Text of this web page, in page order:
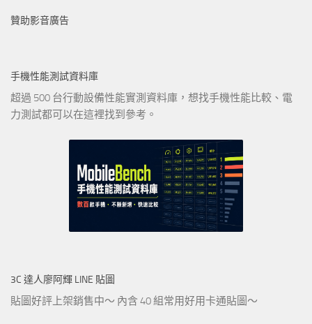
贊助影音廣告
手機性能測試資料庫
超過 500 台行動設備性能實測資料庫，想找手機性能比較、電
力測試都可以在這裡找到參考。
3C 達人廖阿輝 LINE 貼圖
貼圖好評上架銷售中～ 內含 40 組常用好用卡通貼圖～